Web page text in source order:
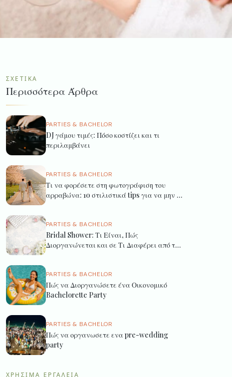
ΣΧΕΤΙΚΆ
Περισσότερα Άρθρα
PARTIES & BACHELOR
DJ γάμου τιμές: Πόσο κοστίζει και τι
περιλαμβάνει
PARTIES & BACHELOR
Τι να φορέσετε στη φωτογράφιση του
αρραβώνα: 10 στιλιστικά tips για να μην το
PARTIES & BACHELOR
Bridal Shower: Τι Είναι, Πώς
Διοργανώνεται και σε Τι Διαφέρει από τα
PARTIES & BACHELOR
Πώς να Διοργανώσετε ένα Οικονομικό
Bachelorette Party
PARTIES & BACHELOR
Πώς να οργανωσετε ενα pre-wedding
party
ΧΡΉΣΙΜΑ ΕΡΓΑΛΕΊΑ